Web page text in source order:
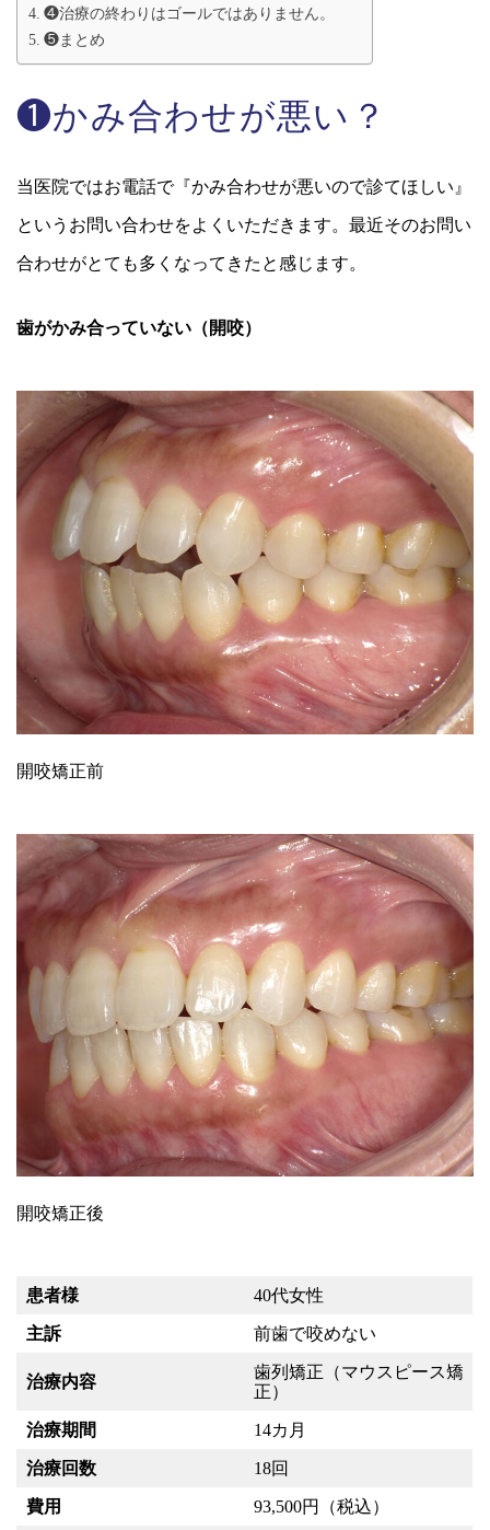
❹治療の終わりはゴールではありません。
❺まとめ
❶かみ合わせが悪い？
当医院ではお電話で『かみ合わせが悪いので診てほしい』
というお問い合わせをよくいただきます。最近そのお問い
合わせがとても多くなってきたと感じます。
歯がかみ合っていない（開咬）
開咬矯正前
開咬矯正後
患者様 40代女性
主訴 前歯で咬めない
治療内容
歯列矯正（マウスピース矯
正）
治療期間 14カ月
治療回数 18回
費用 93,500円（税込）